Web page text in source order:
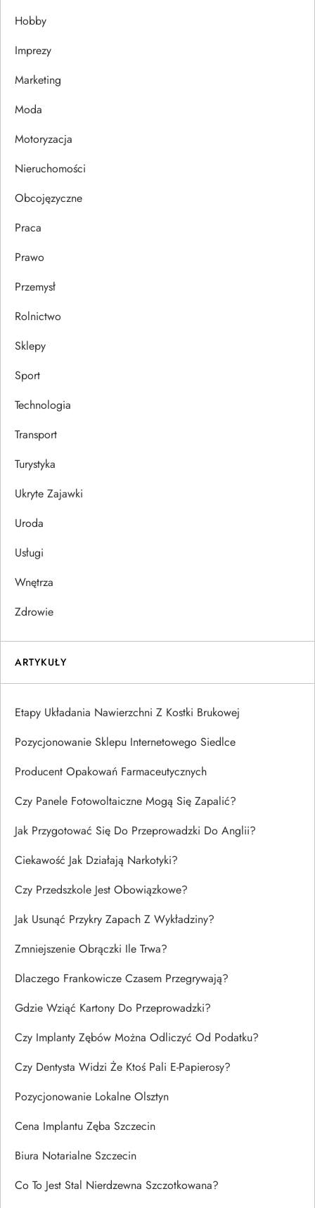
a
w
p
u
Hobby
Imprezy
Marketing
Moda
Motoryzacja
Nieruchomości
Obcojęzyczne
Praca
Prawo
Przemysł
Rolnictwo
Sklepy
Sport
Technologia
Transport
Turystyka
Ukryte Zajawki
Uroda
Usługi
Wnętrza
Zdrowie
ARTYKUŁY
Etapy Układania Nawierzchni Z Kostki Brukowej
Pozycjonowanie Sklepu Internetowego Siedlce
Producent Opakowań Farmaceutycznych
Czy Panele Fotowoltaiczne Mogą Się Zapalić?
Jak Przygotować Się Do Przeprowadzki Do Anglii?
Ciekawość Jak Działają Narkotyki?
Czy Przedszkole Jest Obowiązkowe?
Jak Usunąć Przykry Zapach Z Wykładziny?
Zmniejszenie Obrączki Ile Trwa?
Dlaczego Frankowicze Czasem Przegrywają?
Gdzie Wziąć Kartony Do Przeprowadzki?
Czy Implanty Zębów Można Odliczyć Od Podatku?
Czy Dentysta Widzi Że Ktoś Pali E-Papierosy?
Pozycjonowanie Lokalne Olsztyn
Cena Implantu Zęba Szczecin
Biura Notarialne Szczecin
Co To Jest Stal Nierdzewna Szczotkowana?